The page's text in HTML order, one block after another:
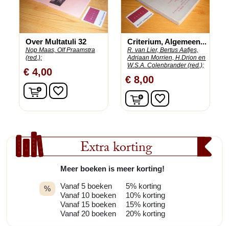
Extra korting
%
Meer boeken is meer korting!
Vanaf 5 boeken
Vanaf 10 boeken
Vanaf 15 boeken
Vanaf 20 boeken
5% korting
10% korting
15% korting
20% korting
Over Multatuli 32
Nop Maas, Olf Praamstra
(red.);
€ 4,00
In winkelwagen
favorite_border
Criterium, Algemeen...
R. van Lier, Bertus Aafjes,
Adriaan Morrien, H.Drion en
W.S.A. Colenbrander (red.);
€ 8,00
In winkelwagen
favorite_border